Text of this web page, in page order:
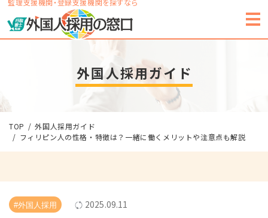
監理支援機関・登録支援機関を探すなら
外国人採用ガイド
TOP
外国人採用ガイド
フィリピン人の性格・特徴は？一緒に働くメリットや注意点も解説
#外国人採用 2025.09.11